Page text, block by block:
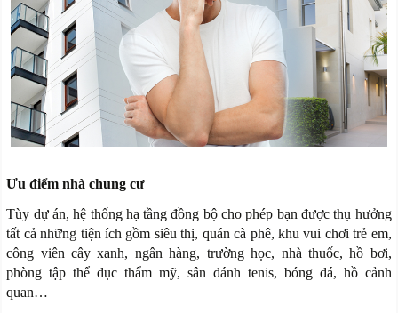
Ưu điểm nhà chung cư
Tùy dự án, hệ thống hạ tầng đồng bộ cho phép bạn được thụ hưởng
tất cả những tiện ích gồm siêu thị, quán cà phê, khu vui chơi trẻ em,
công viên cây xanh, ngân hàng, trường học, nhà thuốc, hồ bơi,
phòng tập thể dục thẩm mỹ, sân đánh tenis, bóng đá, hồ cảnh
quan…